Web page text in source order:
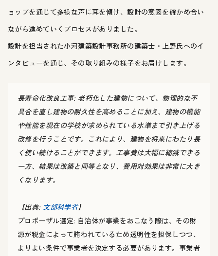
ョップを通じて多様な声に耳を傾け、設計の意図を確かめ合い
ながら進めていくプロセスがありました。
設計を担当された小河建築設計事務所の建築士・上野氏へのイ
ンタビューを通じ、その取り組みの様子をお届けします。
長寿命化改良工事: 老朽化した建物について、物理的な不
具合を直し建物の耐久性を高めることに加え、建物の機能
や性能を現在の学校が求められている水準まで引き上げる
改修を行うことです。これにより、建物を将来にわたり長
く使い続けることができます。工事費は大幅に縮減できる
一方、結果は改築と同等となり、費用対効果は非常に大き
くなります。
【出典:文部科学省】
プロポーザル選定: 自治体が事業をおこなう際は、その財
源が税金によって賄われているため透明性を担保しつつ、
よりよい条件で事業者を決定する必要があります。事業者